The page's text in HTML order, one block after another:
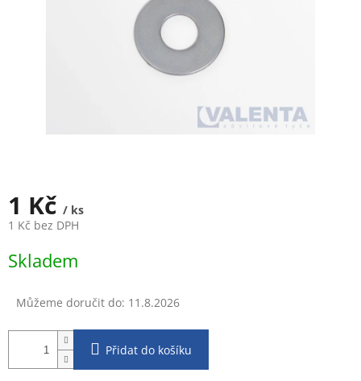
1 Kč / ks
1 Kč bez DPH
cena:
Skladem
Můžeme doručit do: 11.8.2026
Přidat do košíku